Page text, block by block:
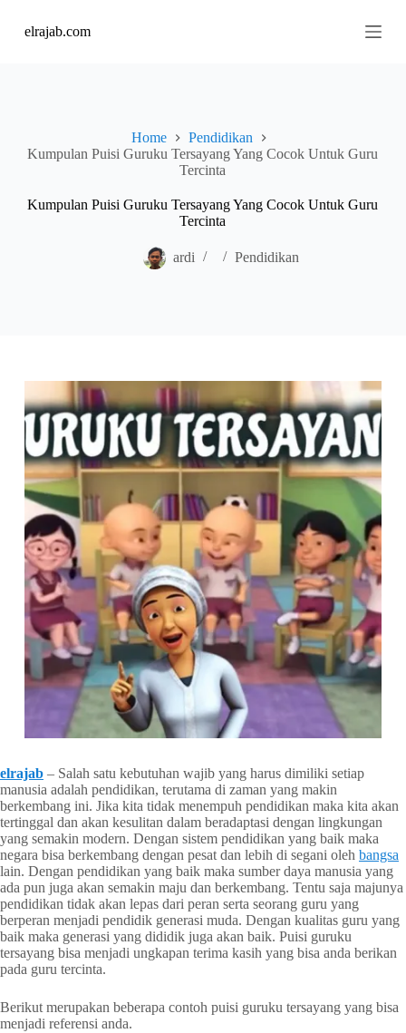
kelrajab.com
Home
Pendidikan
Kumpulan Puisi Guruku Tersayang Yang Cocok Untuk Guru
Tercinta
Kumpulan Puisi Guruku Tersayang Yang Cocok Untuk Guru
Tercinta
ardi Pendidikan
elrajab – Salah satu kebutuhan wajib yang harus dimiliki setiap
manusia adalah pendidikan, terutama di zaman yang makin
berkembang ini. Jika kita tidak menempuh pendidikan maka kita akan
tertinggal dan akan kesulitan dalam beradaptasi dengan lingkungan
yang semakin modern. Dengan sistem pendidikan yang baik maka
negara bisa berkembang dengan pesat dan lebih di segani oleh bangsa
lain. Dengan pendidikan yang baik maka sumber daya manusia yang
ada pun juga akan semakin maju dan berkembang. Tentu saja majunya
pendidikan tidak akan lepas dari peran serta seorang guru yang
berperan menjadi pendidik generasi muda. Dengan kualitas guru yang
baik maka generasi yang dididik juga akan baik. Puisi guruku
tersayang bisa menjadi ungkapan terima kasih yang bisa anda berikan
pada guru tercinta.
Berikut merupakan beberapa contoh puisi guruku tersayang yang bisa
menjadi referensi anda.